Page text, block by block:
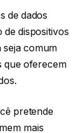
de dados
dispositivos
seja comum
que oferecem
pretende
mais